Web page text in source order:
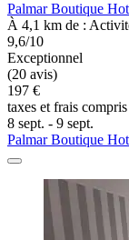
Palmar Boutique
À 4,1 km de :
9,6/10
Exceptionnel
(20 avis)
197 €
taxes et frais compris
8 sept. - 9 sept.
Palmar Boutique